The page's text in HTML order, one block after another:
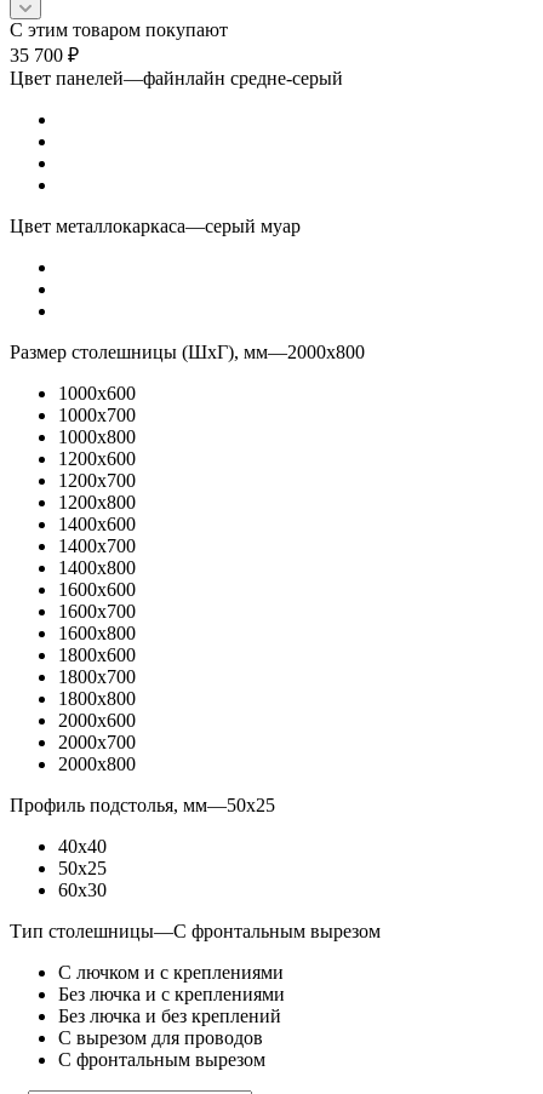
С этим товаром покупают
35 700 ₽
Цвет панелей—файнлайн средне-серый
Цвет металлокаркаса—серый муар
Размер столешницы (ШхГ), мм—2000x800
1000x600
1000x700
1000x800
1200x600
1200x700
1200x800
1400x600
1400x700
1400x800
1600x600
1600x700
1600x800
1800x600
1800x700
1800x800
2000x600
2000x700
2000x800
Профиль подстолья, мм—50x25
40x40
50x25
60x30
Тип столешницы—С фронтальным вырезом
С лючком и с креплениями
Без лючка и с креплениями
Без лючка и без креплений
С вырезом для проводов
С фронтальным вырезом